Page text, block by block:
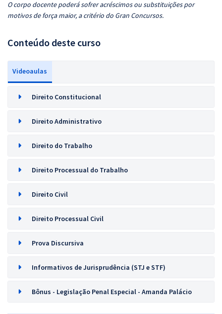
O corpo docente poderá sofrer acréscimos ou substituições por
motivos de força maior, a critério do Gran Concursos.
Conteúdo deste curso
Videoaulas
Direito Constitucional
Direito Administrativo
Direito do Trabalho
Direito Processual do Trabalho
Direito Civil
Direito Processual Civil
Prova Discursiva
Informativos de Jurisprudência (STJ e STF)
Bônus - Legislação Penal Especial - Amanda Palácio